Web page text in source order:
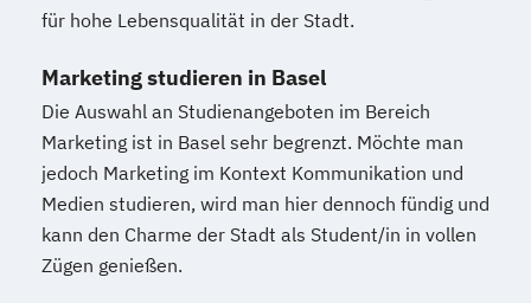
für hohe Lebensqualität in der Stadt.
Marketing studieren in Basel
Die Auswahl an Studienangeboten im Bereich
Marketing ist in Basel sehr begrenzt. Möchte man
jedoch Marketing im Kontext Kommunikation und
Medien studieren, wird man hier dennoch fündig und
kann den Charme der Stadt als Student/in in vollen
Zügen genießen.